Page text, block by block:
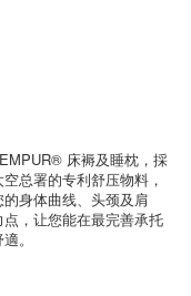
床褥及睡枕，採
总署的专利舒压物料，
身体曲线、头颈及肩
，让您能在最完善承托
。